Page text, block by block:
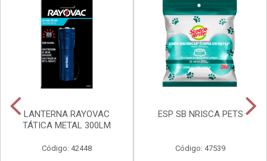
LANTERNA RAYOVAC
TÁTICA METAL 300LM
Código: 42448
ESP SB NRISCA PETS
Código: 47539